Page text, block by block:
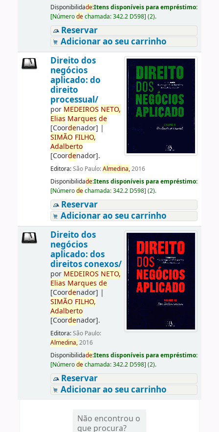
Disponibilidade:Itens disponíveis para empréstimo:
[Númerodechamada:342.2 D598] (2).
Reservar
Adicionar ao seu carrinho
Direito dos
negócios
aplicado: do
direito
processual/
por MEDEIROS NETO,
Elias Marques de
[Coordenador] |
SIMÃO FILHO,
Adalberto
[Coordenador].
Editora:São Paulo:Almedina,2016
Disponibilidade:Itens disponíveis para empréstimo:
[Númerodechamada:342.2 D598] (2).
Reservar
Adicionar ao seu carrinho
Direito dos
negócios
aplicado: dos
direitos conexos/
por MEDEIROS NETO,
Elias Marques de
[Coordenador] |
SIMÃO FILHO,
Adalberto
[Coordenador].
Editora:São Paulo:
Almedina,2016
Disponibilidade:Itens disponíveis para empréstimo:
[Númerodechamada:342.2 D598] (2).
Reservar
Adicionar ao seu carrinho
Não encontrou o
que procura?